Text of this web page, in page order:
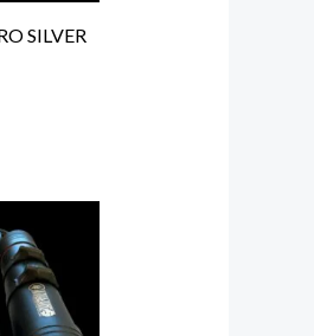
SILVER